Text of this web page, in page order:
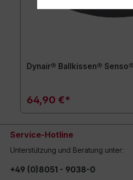
Dynair® Ballkissen®
64,90 €*
Service-Hotline
Unterstützung und Beratung unter:
+49 (0)8051 - 9038-0